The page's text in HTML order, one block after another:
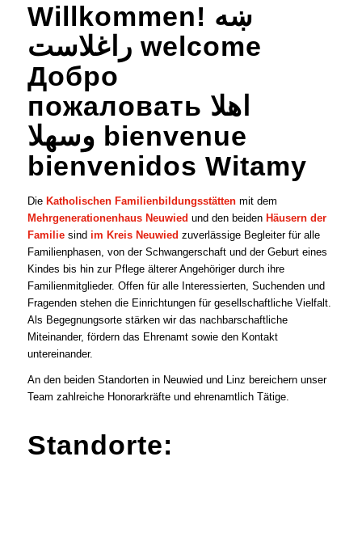
Willkommen! ښه
راغلاست welcome
Добро
пожаловать اهلا
bienvenue
bienvenidos Witamy
Die Katholischen Familienbildungsstättenmit dem
Mehrgenerationenhaus Neuwied und den beiden Häusern der
Familie sind im Kreis Neuwied zuverlässige Begleiter für alle
Familienphasen, von der Schwangerschaft und der Geburt eines
Kindes bis hin zur Pflege älterer Angehöriger durch ihre
Familienmitglieder. Offen für alle Interessierten, Suchenden und
Fragenden stehen die Einrichtungen für gesellschaftliche Vielfalt.
Als Begegnungsorte stärken wir das nachbarschaftliche
Miteinander, fördern das Ehrenamt sowie den Kontakt
untereinander.
An den beiden Standorten in Neuwied und Linz bereichern unser
Team zahlreiche Honorarkräfte und ehrenamtlich Tätige.
Standorte: